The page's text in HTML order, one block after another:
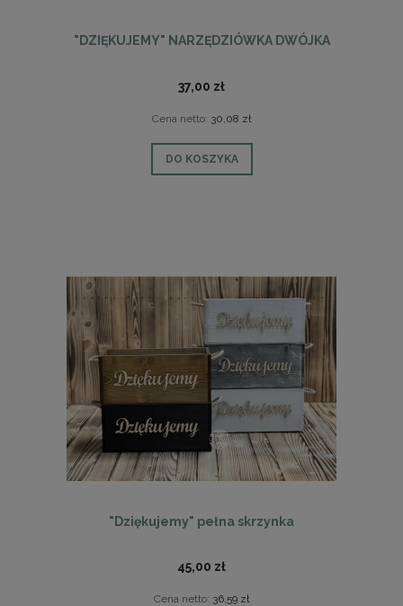
"DZIĘKUJEMY" NARZĘDZIÓWKA DWÓJKA
37,00 zł
Cena netto: 30,08 zł
DO KOSZYKA
"Dziękujemy" pełna skrzynka
45,00 zł
Cena netto: 36,59 zł